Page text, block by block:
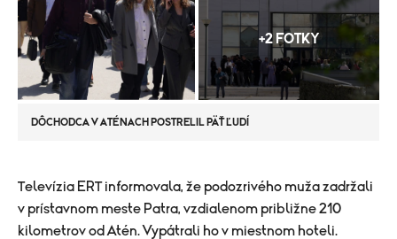
+2 FOTKY
DÔCHODCA V ATÉNACH POSTRELIL PÄŤ ĽUDÍ
Televízia ERT informovala, že podozrivého muža zadržali
v prístavnom meste Patra, vzdialenom približne 210
kilometrov od Atén. Vypátrali ho v miestnom hoteli.